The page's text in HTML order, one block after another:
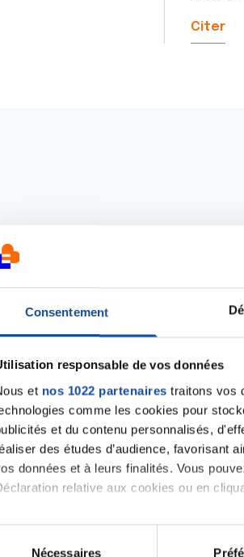
Consentement
responsable de vos données
et nos 1022 partenaires traitons vos
comme les cookies pour
et du contenu personnalisés,
des études d’audience, favorisant
données et à leurs finalités. Vous
relative aux cookies ou en
vous le permettez, nous aimerions
Collecter des informations sur votre
Nécessaires
Citer
un commentaire ou lancer une
Se